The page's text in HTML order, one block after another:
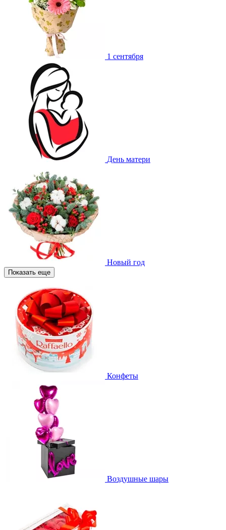
1 сентября
День матери
Новый год
Показать еще
Конфеты
Воздушные шары